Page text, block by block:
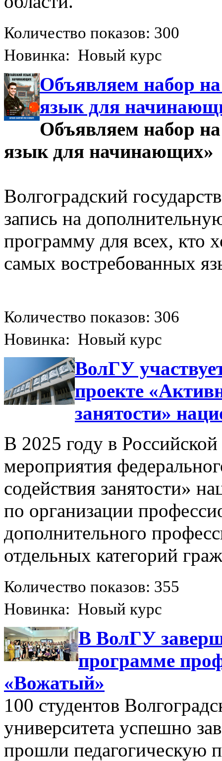
Количество показов: 300
Новинка: Новый курс
Объявляем набор
язык для
Объявляем набор
язык для начинающих»
Волгоградский
запись на
программу для всех, кто
самых востребованных
Количество показов: 306
Новинка: Новый курс
ВолГУ
проекте
занятости»
В 2025 году в
мероприятия
содействия занятости»
по организации
дополнительного
отдельных категорий
Количество показов: 355
Новинка: Новый курс
В ВолГУ
программе
«Вожатый»
100 студентов
университета успешно
прошли педагогическую